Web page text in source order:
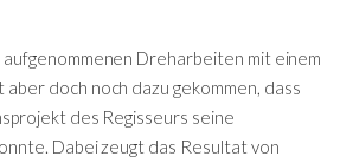
Dreharbeiten mit einem
doch noch dazu gekommen, dass
des Regisseurs seine
Dabei zeugt das Resultat von